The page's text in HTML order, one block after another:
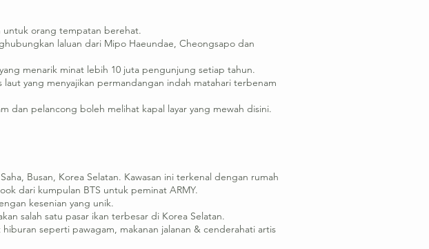
untuk orang tempatan berehat.
laluan dari Mipo Haeundae, Cheongsapo dan
menarik minat lebih 10 juta pengunjung setiap tahun.
yang menyajikan permandangan indah matahari terbenam
dan pelancong boleh melihat kapal layar yang mewah disini.
Busan, Korea Selatan. Kawasan ini terkenal dengan rumah
dari kumpulan BTS untuk peminat ARMY.
kesenian yang unik.
salah satu pasar ikan terbesar di Korea Selatan.
seperti pawagam, makanan jalanan & cenderahati artis